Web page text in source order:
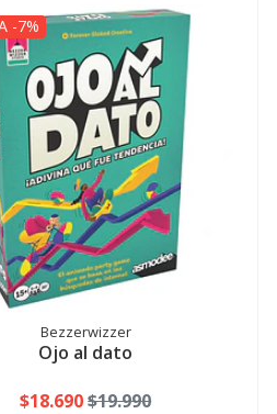
-7%
Bezzerwizzer
Ojo al dato
$18.690$19.990